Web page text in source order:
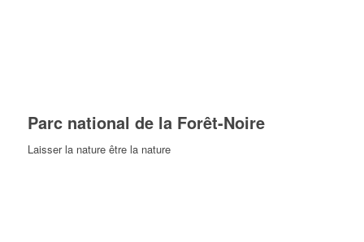
Parc national de la Forêt-Noire
Laisser la nature être la nature